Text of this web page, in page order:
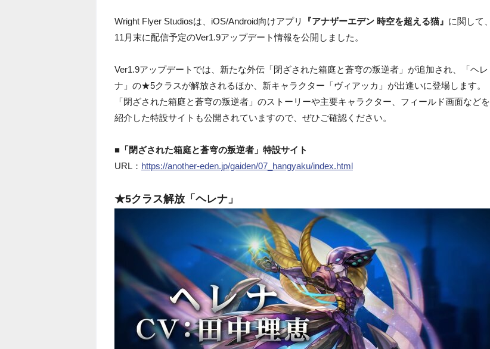
Wright Flyer Studiosは、iOS/Android向けアプリ 『アナザーエデン 時空を超える猫』 に関して、
11月末に配信予定のVer1.9アップデート情報を公開しました。
Ver1.9アップデートでは、新たな外伝「閉ざされた箱庭と蒼穹の叛逆者」が追加され、「ヘレ
ナ」の★5クラスが解放されるほか、新キャラクター「ヴィアッカ」が出逢いに登場します。
「閉ざされた箱庭と蒼穹の叛逆者」のストーリーや主要キャラクター、フィールド画面などを
紹介した特設サイトも公開されていますので、ぜひご確認ください。
■「閉ざされた箱庭と蒼穹の叛逆者」特設サイト
URL： https://another-eden.jp/gaiden/07_hangyaku/index.html
★5クラス解放「ヘレナ」